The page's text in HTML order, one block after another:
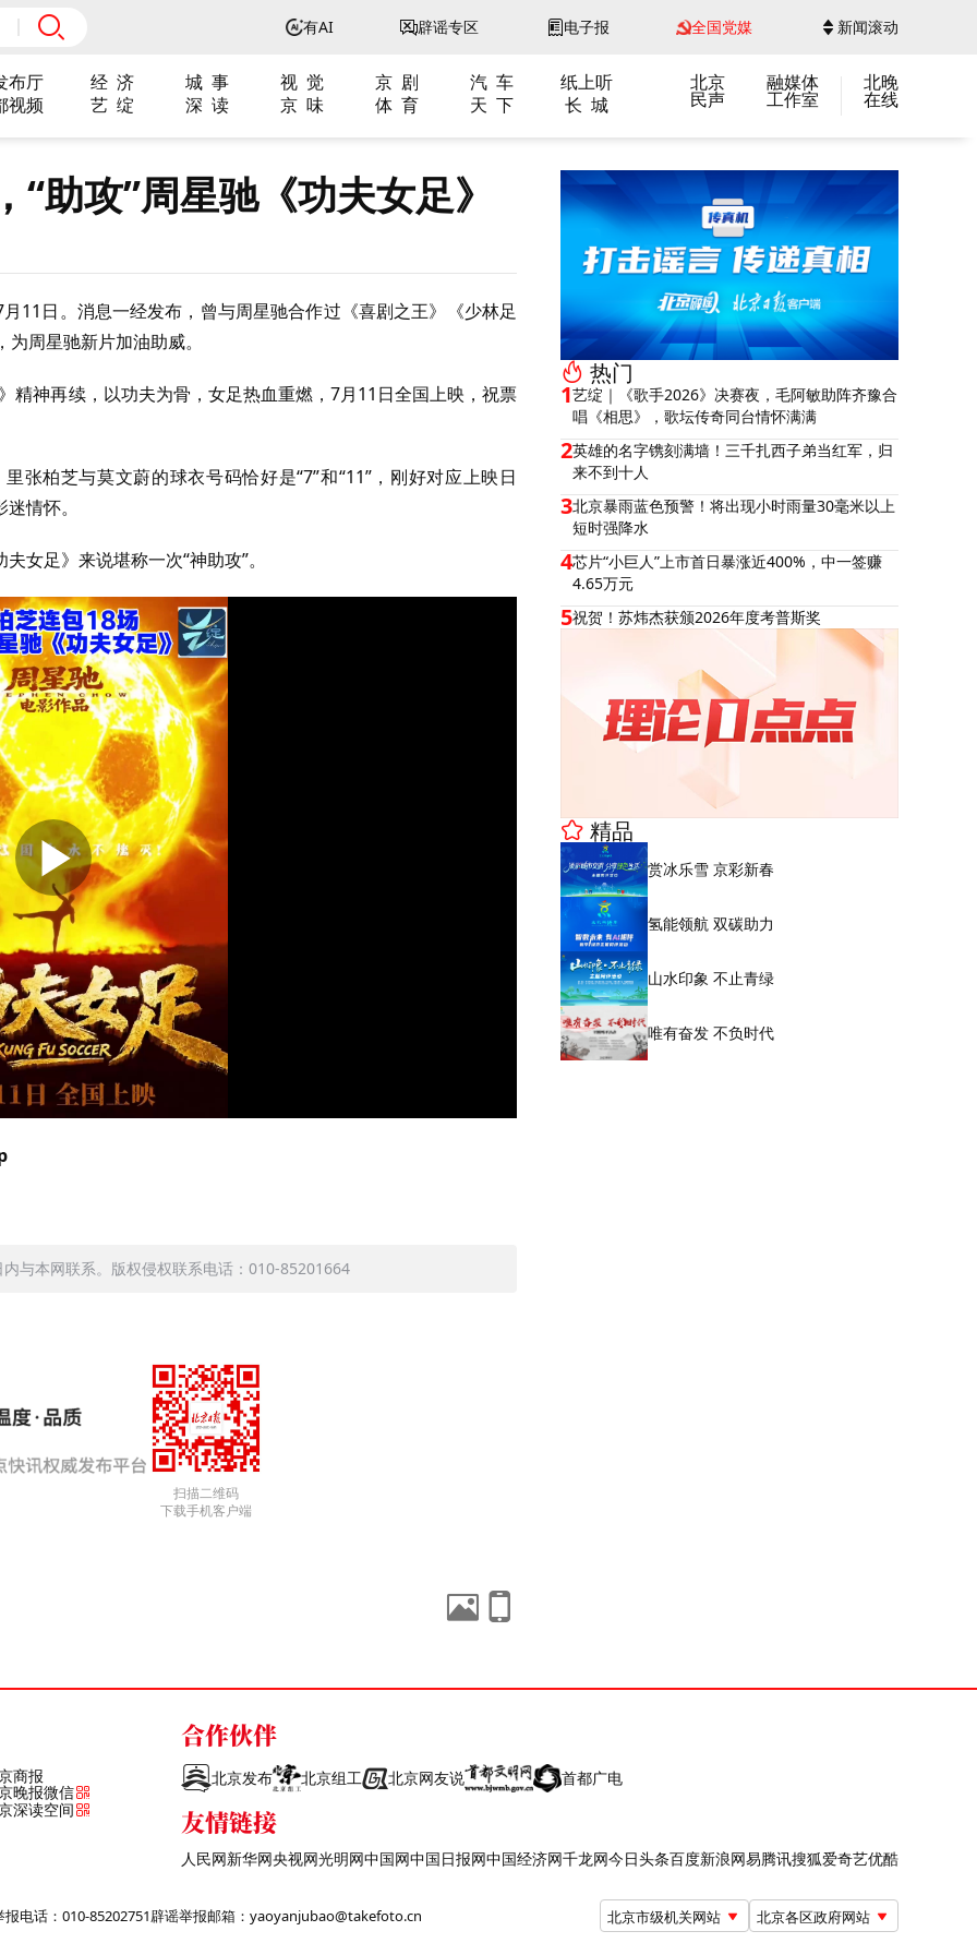
有AI 辟谣专区 电子报 全国党媒 新闻滚动
布厅 经 济 城 事 视 觉 京 剧 汽 车
纸上听
视频 艺 绽 深 读 京 味 体 育 天 下 长 城
北京
民声
融媒体
工作室
北晚
在线
助攻”周星驰《功夫女足》
11日。消息一经发布，曾与周星驰合作过《喜剧之王》《少林足
周星驰新片加油助威。
精神再续，以功夫为骨，女足热血重燃，7月11日全国上映，祝票
张柏芝与莫文蔚的球衣号码恰好是“7”和“11”，刚好对应上映日
情怀。
女足》来说堪称一次“神助攻”。
与本网联系。版权侵权联系电话：010-85201664
扫描二维码
下载手机客户端
热门
1艺绽｜《歌手2026》决赛夜，毛阿敏助阵齐豫合
唱《相思》，歌坛传奇同台情怀满满
2英雄的名字镌刻满墙！三千扎西子弟当红军，归
来不到十人
3北京暴雨蓝色预警！将出现小时雨量30毫米以上
短时强降水
4芯片“小巨人”上市首日暴涨近400%，中一签赚
4.65万元
5祝贺！苏炜杰获颁2026年度考普斯奖
精品
赏冰乐雪 京彩新春
氢能领航 双碳助力
山水印象 不止青绿
唯有奋发 不负时代
商报
晚报微信
深读空间
合作伙伴
北京发布 北京组工 北京网友说 首都广电
友情链接
人民网新华网央视网光明网中国网中国日报网中国经济网千龙网今日头条百度新浪网易腾讯搜狐爱奇艺优酷
电话：010-85202751辟谣举报邮箱：yaoyanjubao@takefoto.cn 北京市级机关网站 北京各区政府网站